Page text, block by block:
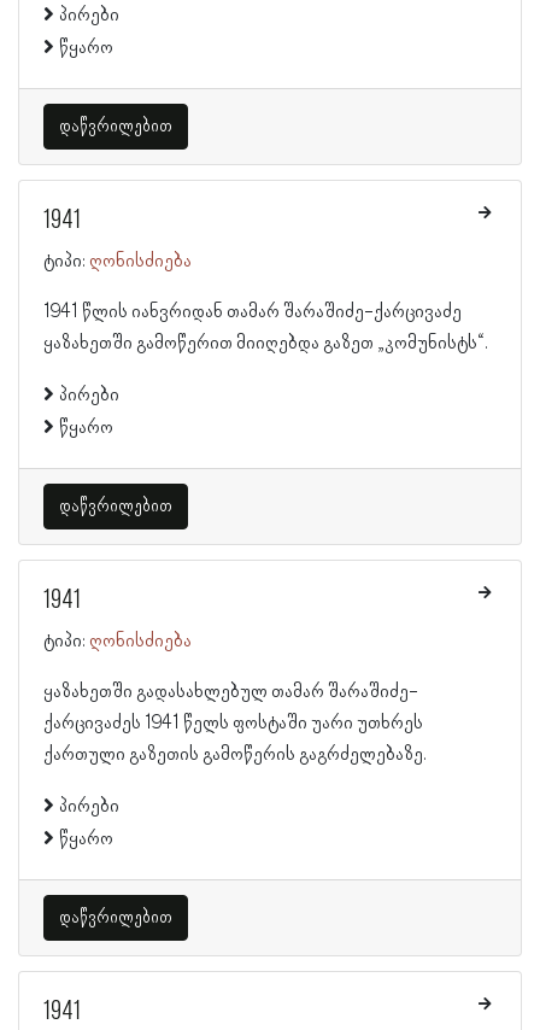
პირები
წყარო
დაწვრილებით
1941
ტიპი: ღონისძიება
1941 წლის იანვრიდან თამარ შარაშიძე-ქარცივაძე
ყაზახეთში გამოწერით მიიღებდა გაზეთ „კომუნისტს“.
პირები
წყარო
დაწვრილებით
1941
ტიპი: ღონისძიება
ყაზახეთში გადასახლებულ თამარ შარაშიძე-
ქარცივაძეს 1941 წელს ფოსტაში უარი უთხრეს
ქართული გაზეთის გამოწერის გაგრძელებაზე.
პირები
წყარო
დაწვრილებით
1941